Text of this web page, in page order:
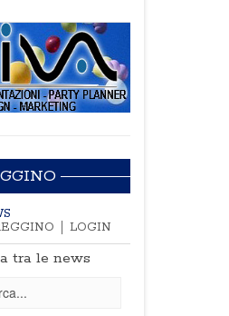
LOGIN
tra le news